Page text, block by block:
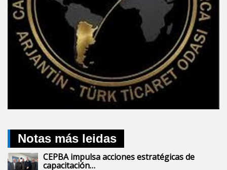
Notas más leidas
CEPBA impulsa acciones estratégicas de
capacitación…